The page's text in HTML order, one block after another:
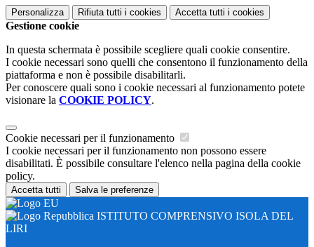
Personalizza Rifiuta tutti i cookies Accetta tutti i cookies
Gestione cookie
In questa schermata è possibile scegliere quali cookie consentire.
I cookie necessari sono quelli che consentono il funzionamento della
piattaforma e non è possibile disabilitarli.
Per conoscere quali sono i cookie necessari al funzionamento potete
visionare la COOKIE POLICY.
Cookie necessari per il funzionamento
I cookie necessari per il funzionamento non possono essere
disabilitati. È possibile consultare l'elenco nella pagina della cookie
policy.
Accetta tutti Salva le preferenze
ISTITUTO COMPRENSIVO ISOLA DEL
LIRI